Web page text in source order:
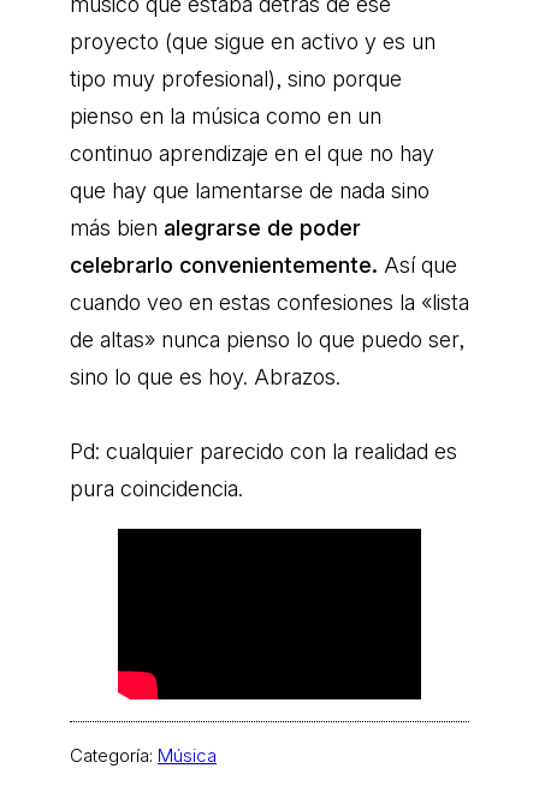
proyecto (que sigue en activo y es un
tipo muy profesional), sino porque
pienso en la música como en un
continuo aprendizaje en el que no hay
que hay que lamentarse de nada sino
más bien alegrarse de poder
celebrarlo convenientemente. Así que
cuando veo en estas confesiones la «lista
de altas» nunca pienso lo que puedo ser,
sino lo que es hoy. Abrazos.
Pd: cualquier parecido con la realidad es
pura coincidencia.
Categoría: Música